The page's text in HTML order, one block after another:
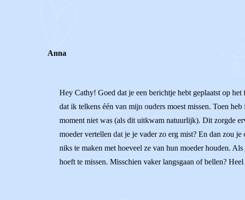
Anna
Hey Cathy! Goed dat je een berichtje hebt geplaatst op
dat ik telkens één van mijn ouders moest missen. Toen
moment niet was (als dit uitkwam natuurlijk). Dit zorgde
moeder vertellen dat je je vader zo erg mist? En dan zou
niks te maken met hoeveel ze van hun moeder houden.
hoeft te missen. Misschien vaker langsgaan of bellen?